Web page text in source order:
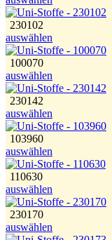
230102
auswählen
100070
auswählen
230142
auswählen
103960
auswählen
110630
auswählen
230170
auswählen